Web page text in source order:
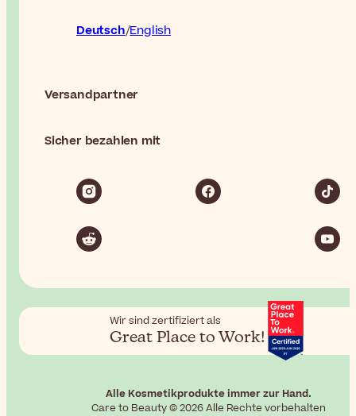
Deutsch English
Versandpartner
Sicher bezahlen mit
Wir sind zertifiziert als
Great Place to Work!
Alle Kosmetikprodukte immer zur Hand.
Care to Beauty © 2026 Alle Rechte vorbehalten